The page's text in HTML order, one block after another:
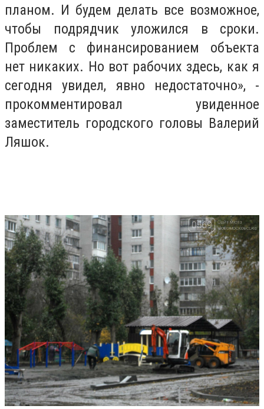
планом. И будем делать все возможное,
чтобы подрядчик уложился в сроки.
Проблем с финансированием объекта
нет никаких. Но вот рабочих здесь, как я
сегодня увидел, явно недостаточно», -
прокомментировал увиденное
заместитель городского головы Валерий
Ляшок.